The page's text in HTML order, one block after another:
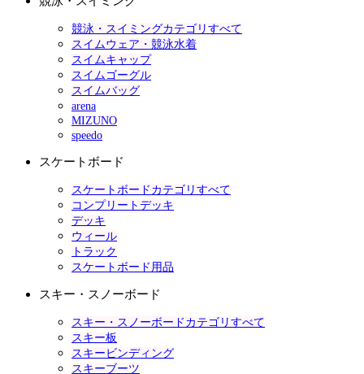
競泳・スイミングカテゴリすべて
スイムウェア・競泳水着
スイムキャップ
スイムゴーグル
スイムバッグ
arena
MIZUNO
speedo
スケートボード
スケートボードカテゴリすべて
コンプリートデッキ
デッキ
ウィール
トラック
スケートボード用品
スキー・スノーボード
スキー・スノーボードカテゴリすべて
スキー板
スキービンディング
スキーブーツ